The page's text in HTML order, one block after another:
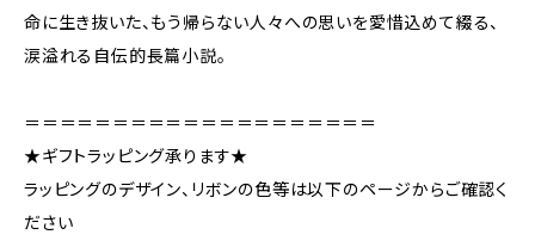
命に生き抜いた、もう帰らない人々への思いを愛惜込めて綴る、
涙溢れる自伝的長篇小説。
＝＝＝＝＝＝＝＝＝＝＝＝＝＝＝＝＝＝＝＝
★ギフトラッピング承ります★
ラッピングのデザイン、リボンの色等は以下のページからご確認く
ださい